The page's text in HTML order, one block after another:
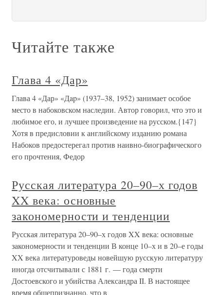
Читайте также
Глава 4 «Дар»
Глава 4 «Дар» «Дap» (1937–38, 1952) занимает особое
место в набоковском наследии. Автор говорил, что это и
любимое его, и лучшее произведение на русском.{147}
Хотя в предисловии к английскому изданию романа
Набоков предостерегал против наивно-биографического
его прочтения, Федор
Русская литература 20–90–х годов
XX века: основные
закономерности и тенденции
Русская литература 20–90–х годов XX века: основные
закономерности и тенденции В конце 10–х и в 20–е годы
XX века литературоведы новейшую русскую литературу
иногда отсчитывали с 1881 г. — года смерти
Достоевского и убийства Александра II. В настоящее
время общепризнанно, что в